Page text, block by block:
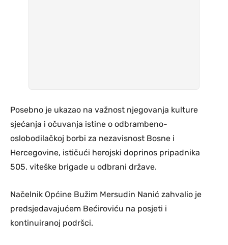
Posebno je ukazao na važnost njegovanja kulture
sjećanja i očuvanja istine o odbrambeno-
oslobodilačkoj borbi za nezavisnost Bosne i
Hercegovine, ističući herojski doprinos pripadnika
505. viteške brigade u odbrani države.
Načelnik Općine Bužim Mersudin Nanić zahvalio je
predsjedavajućem Bećiroviću na posjeti i
kontinuiranoj podršci.